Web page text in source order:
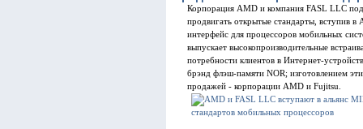
Корпорация AMD и компания FASL LLC
продвигать открытые стандарты, вступив
интерфейс для процессоров мобильных
выпускает высокопроизводительные
потребности клиентов в Интернет-
брэнд флэш-памяти NOR; изготовлением
продажей - корпорации AMD и Fujitsu.